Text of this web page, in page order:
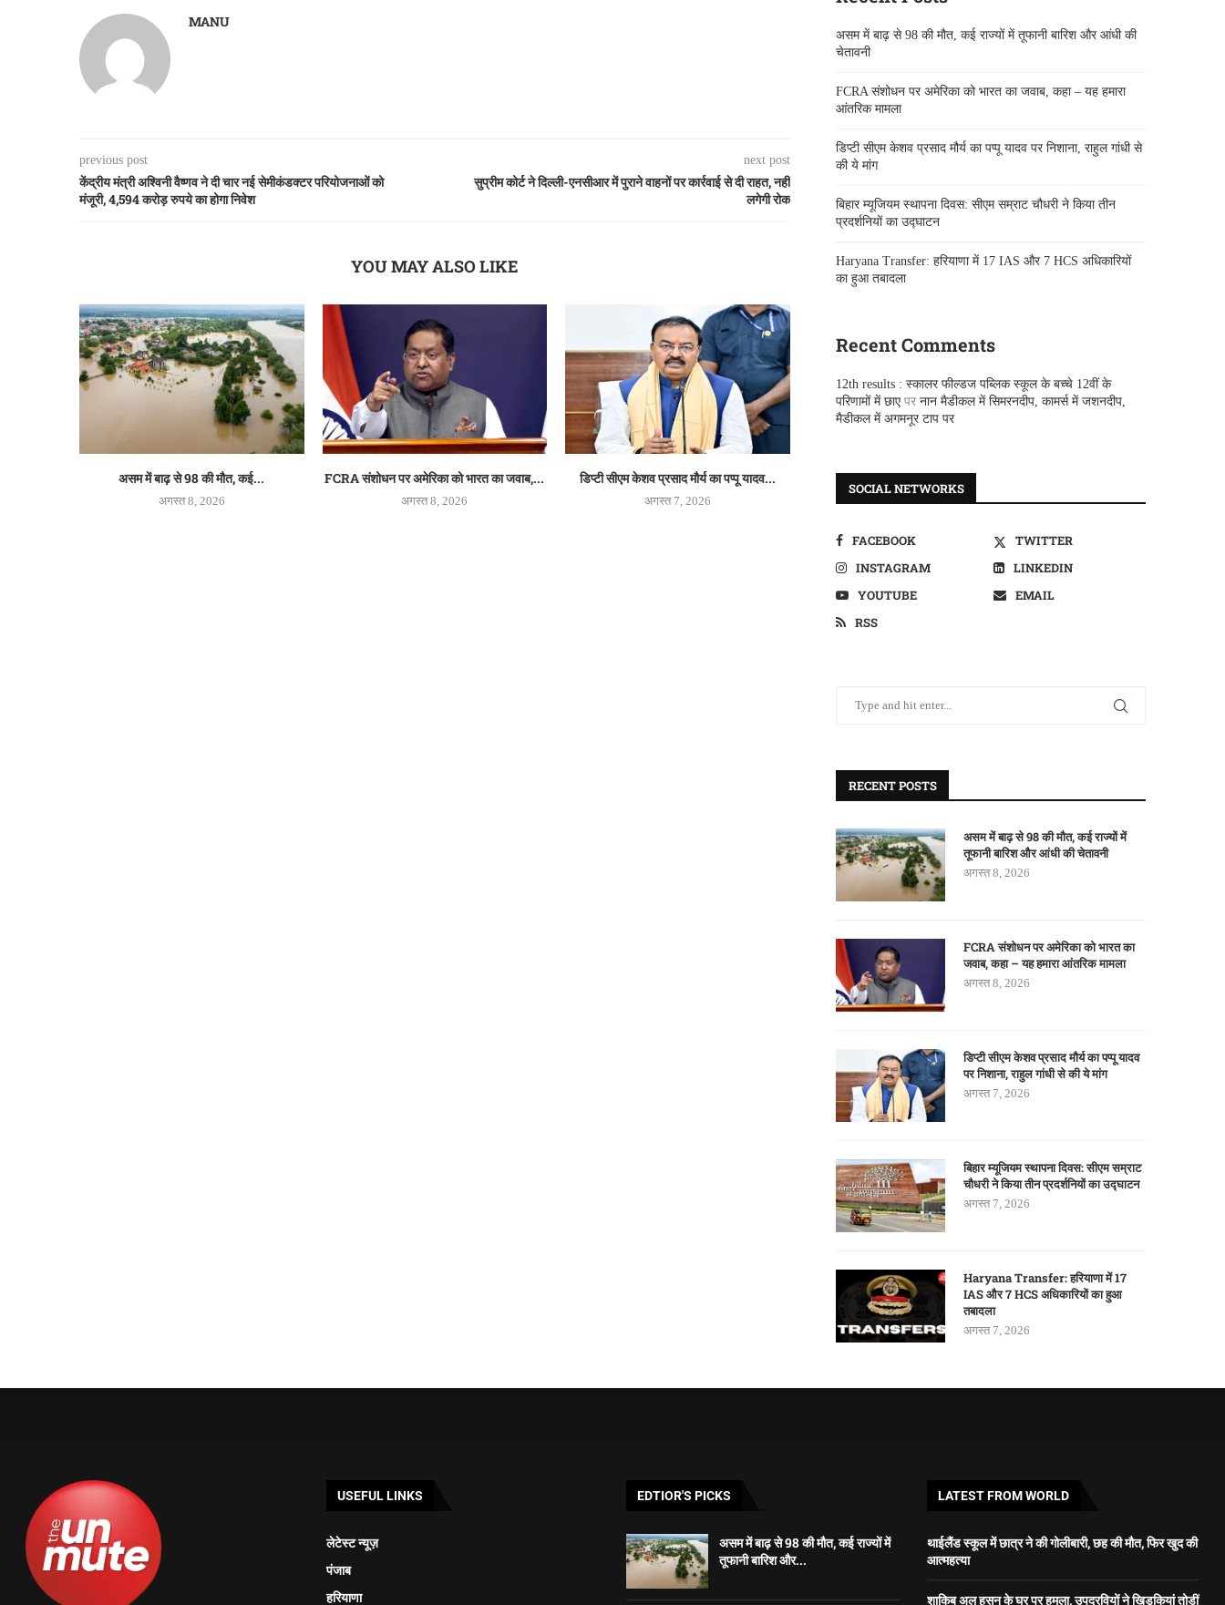
MANU
previous post
केंद्रीय मंत्री अश्विनी वैष्णव ने दी चार नई सेमीकंडक्टर परियोजनाओं को
मंजूरी, 4,594 करोड़ रुपये का होगा निवेश
next post
सुप्रीम कोर्ट ने दिल्ली-एनसीआर में पुराने वाहनों पर कार्रवाई से दी राहत, नहीं
लगेगी रोक
YOU MAY ALSO LIKE
असम में बाढ़ से 98 की मौत, कई...
अगस्त 8, 2026
FCRA संशोधन पर अमेरिका को भारत का जवाब,...
अगस्त 8, 2026
डिप्टी सीएम केशव प्रसाद मौर्य का पप्पू यादव...
अगस्त 7, 2026
असम में बाढ़ से 98 की मौत, कई राज्यों में तूफानी बारिश और आंधी की
चेतावनी
FCRA संशोधन पर अमेरिका को भारत का जवाब, कहा – यह हमारा
आंतरिक मामला
डिप्टी सीएम केशव प्रसाद मौर्य का पप्पू यादव पर निशाना, राहुल गांधी से
की ये मांग
बिहार म्यूजियम स्थापना दिवस: सीएम सम्राट चौधरी ने किया तीन
प्रदर्शनियों का उद्घाटन
Haryana Transfer: हरियाणा में 17 IAS और 7 HCS अधिकारियों
का हुआ तबादला
Recent Comments
12th results : स्कालर फील्डज पब्लिक स्कूल के बच्चे 12वीं के
परिणामों में छाएपर नान मैडीकल में सिमरनदीप, कामर्स में जशनदीप,
मैडीकल में अगमनूर टाप पर
SOCIAL NETWORKS
FACEBOOK
TWITTER
INSTAGRAM
LINKEDIN
YOUTUBE
EMAIL
RSS
RECENT POSTS
असम में बाढ़ से 98 की मौत, कई राज्यों में
तूफानी बारिश और आंधी की चेतावनी
अगस्त 8, 2026
FCRA संशोधन पर अमेरिका को भारत का
जवाब, कहा – यह हमारा आंतरिक मामला
अगस्त 8, 2026
डिप्टी सीएम केशव प्रसाद मौर्य का पप्पू यादव
पर निशाना, राहुल गांधी से की ये मांग
अगस्त 7, 2026
बिहार म्यूजियम स्थापना दिवस: सीएम सम्राट
चौधरी ने किया तीन प्रदर्शनियों का उद्घाटन
अगस्त 7, 2026
Haryana Transfer: हरियाणा में 17
IAS और 7 HCS अधिकारियों का हुआ
तबादला
अगस्त 7, 2026
USEFUL LINKS
लेटेस्ट न्यूज़
पंजाब
हरियाणा
EDTIOR'S PICKS
असम में बाढ़ से 98 की मौत, कई राज्यों में
तूफानी बारिश और...
LATEST FROM WORLD
थाईलैंड स्कूल में छात्र ने की गोलीबारी, छह की मौत, फिर खुद की
आत्महत्या
शाकिब अल हसन के घर पर हमला, उपद्रवियों ने खिड़कियां तोड़ीं